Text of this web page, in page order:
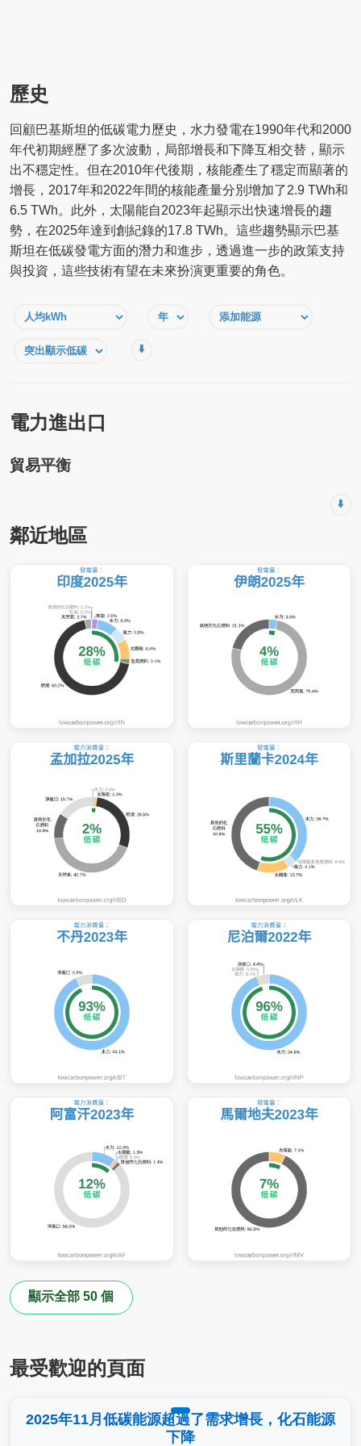
歷史
回顧巴基斯坦的低碳電力歷史，水力發電在1990年代和2000
年代初期經歷了多次波動，局部增長和下降互相交替，顯示
出不穩定性。但在2010年代後期，核能產生了穩定而顯著的
增長，2017年和2022年間的核能產量分別增加了2.9 TWh和
6.5 TWh。此外，太陽能自2023年起顯示出快速增長的趨
勢，在2025年達到創紀錄的17.8 TWh。這些趨勢顯示巴基
斯坦在低碳發電方面的潛力和進步，透過進一步的政策支持
與投資，這些技術有望在未來扮演更重要的角色。
⬇️
電力進出口
貿易平衡
⬇️
鄰近地區
顯示全部 50 個
最受歡迎的頁面
2025年11月低碳能源超過了需求增長，化石能源
下降